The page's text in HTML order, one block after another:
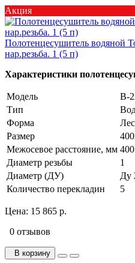
Акция
Полотенцесушитель водяной
нар.резьба. 1 (5 п)
Характеристики
Модель
В-
Тип
Форма
Размер
Межосевое расстояние, мм 400
Диаметр резьбы
1
Диаметр (ДУ)
Ду
Количество перекладин
5
Цена: 15 865 р.
0 отзывов
В корзину